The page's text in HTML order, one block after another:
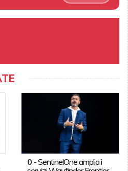
0 -SentinelOne amplia i